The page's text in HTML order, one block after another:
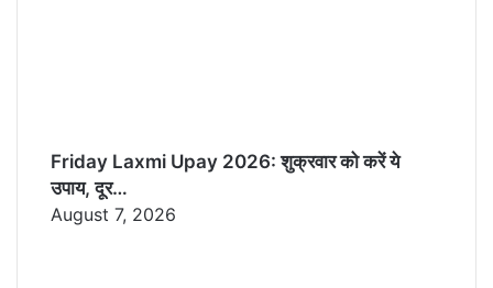
Friday Laxmi Upay 2026: शुक्रवार को करें ये
उपाय, दूर…
August 7, 2026